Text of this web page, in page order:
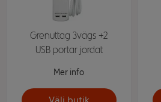
Grenuttag 3vägs +2
USB portar jordat
Mer info